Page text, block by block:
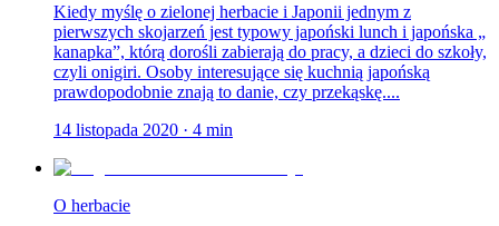
Kiedy myślę o zielonej herbacie i Japonii jednym z
pierwszych skojarzeń jest typowy japoński lunch i japońska „
kanapka”, którą dorośli zabierają do pracy, a dzieci do szkoły,
czyli onigiri. Osoby interesujące się kuchnią japońską
prawdopodobnie znają to danie, czy przekąskę....
14 listopada 2020 · 4 min
O herbacie